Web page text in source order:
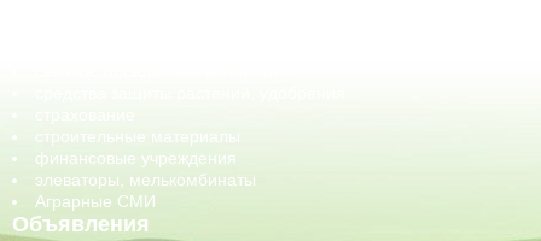
строительные материалы
финансовые учреждения
элеваторы, мелькомбинаты
Аграрные СМИ
Объявления